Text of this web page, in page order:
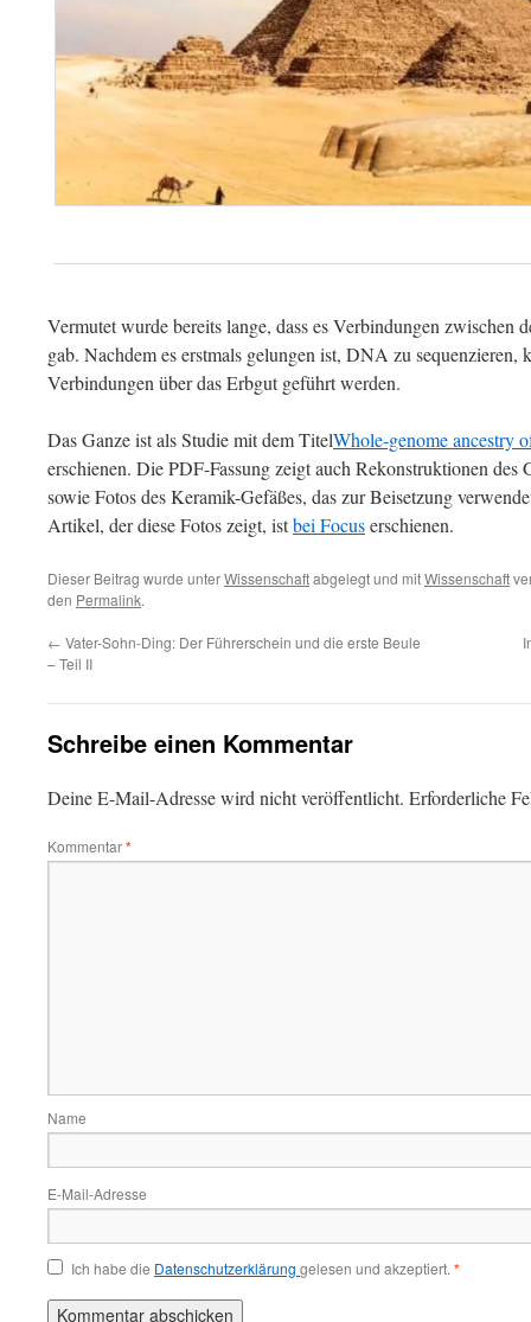
Vermutet wurde bereits lange, dass es Verbindungen zwischen
gab. Nachdem es erstmals gelungen ist, DNA zu sequenzieren,
Verbindungen über das Erbgut geführt werden.
Das Ganze ist als Studie mit dem TitelWhole-genome ancestry
erschienen. Die PDF-Fassung zeigt auch Rekonstruktionen des
sowie Fotos des Keramik-Gefäßes, das zur Beisetzung
Artikel, der diese Fotos zeigt, istbei Focuserschienen.
Dieser Beitrag wurde unterWissenschaftabgelegt und mitWissenschaft
den Permalink.
← Vater-Sohn-Ding: Der Führerschein und die erste Beule
– Teil II
Schreibe einen Kommentar
Deine E-Mail-Adresse wird nicht veröffentlicht. Erforderliche
Kommentar*
Name
E-Mail-Adresse
Ich habe die Datenschutzerklärung gelesen und akzeptiert. *